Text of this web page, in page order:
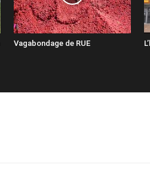
Vagabondage de RUE